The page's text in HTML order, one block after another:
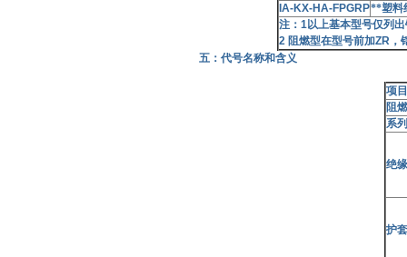
IA-KX-HA-FPGRP**塑料
注： 1以上基本型号仅列
2 阻燃型在型号前加ZR ，
五：代号名称和含义
项目
阻
系
绝
护